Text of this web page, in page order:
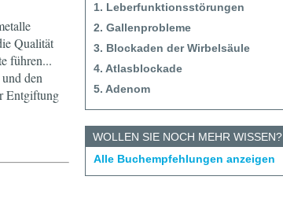
Qualität
führen...
den
Entgiftung
1. Leberfunktionsstörungen
2. Gallenprobleme
3. Blockaden der Wirbelsäule
4. Atlasblockade
5. Adenom
WOLLEN SIE NOCH MEHR WISSEN?
Alle Buchempfehlungen anzeigen